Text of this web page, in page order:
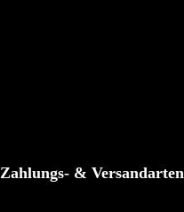
Zahlungs- & Versandarten